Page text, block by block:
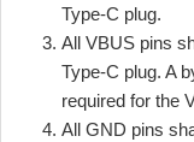
Type-C plug.
All VBUS pins
Type-C plug. A
required for the
All GND pins